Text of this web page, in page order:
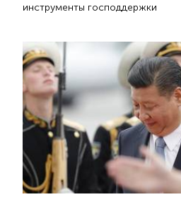
инструменты господдержки